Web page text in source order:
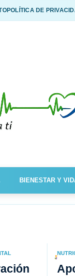
POLÍTICA DE
BIENESTAR Y